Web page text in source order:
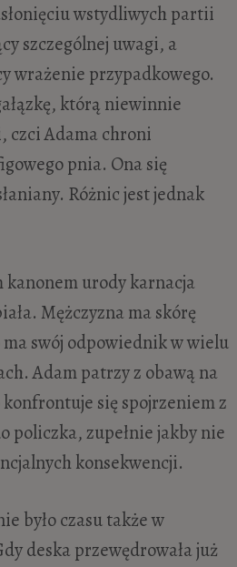
wstydliwych partii
szczególnej uwagi, a
wrażenie przypadkowego.
którą niewinnie
czci Adama chroni
pnia. Ona się
Różnic jest jednak
kanonem urody karnacja
Mężczyzna ma skórę
swój odpowiednik w wielu
Adam patrzy z obawą na
konfrontuje się spojrzeniem z
policzka, zupełnie jakby nie
konsekwencji.
było czasu także w
deska przewędrowała już